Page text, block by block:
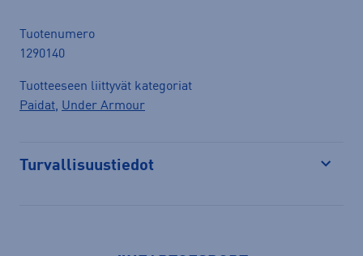
Tuotenumero
1290140
Tuotteeseen liittyvät kategoriat
Paidat, Under Armour
Turvallisuustiedot